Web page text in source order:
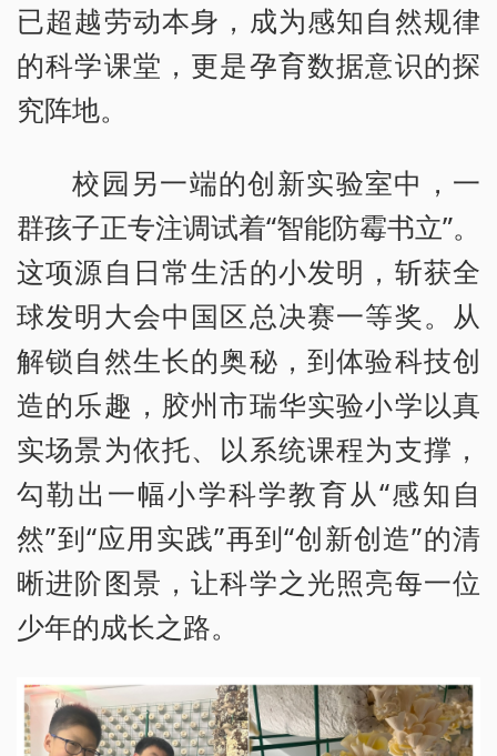
已超越劳动本身，成为感知自然规律
的科学课堂，更是孕育数据意识的探
究阵地。
校园另一端的创新实验室中，一
群孩子正专注调试着“智能防霉书立”。
这项源自日常生活的小发明，斩获全
球发明大会中国区总决赛一等奖。从
解锁自然生长的奥秘，到体验科技创
造的乐趣，胶州市瑞华实验小学以真
实场景为依托、以系统课程为支撑，
勾勒出一幅小学科学教育从“感知自
然”到“应用实践”再到“创新创造”的清
晰进阶图景，让科学之光照亮每一位
少年的成长之路。